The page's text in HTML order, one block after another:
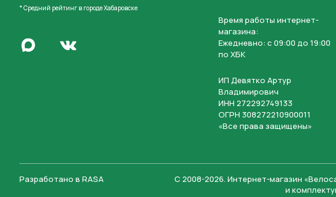
* Средний рейтинг в городе Хабаровске
Написать в MaxПерейти во Вконтакте
Время работы интернет-
магазина:
Ежедневно: c 09:00 до 19:00
по ХБК
ИП Девятко Артур
Владимирович
ИНН 272292749133
ОГРН 308272210900011
«Все права защищены»
Разработано в RASA С 2008-2026. Интернет-магазин
и